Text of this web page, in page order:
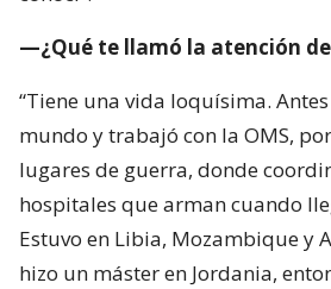
—¿Qué te llamó la atención
“Tiene una vida loquísima.
mundo y trabajó con la OMS,
lugares de guerra, donde
hospitales que arman cuando
Estuvo en Libia, Mozambique y
hizo un máster en Jordania,